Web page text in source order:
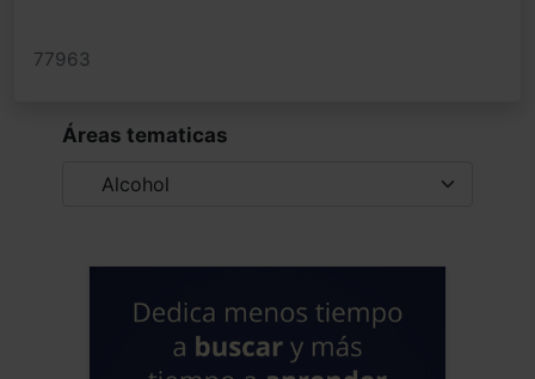
77963
Áreas tematicas